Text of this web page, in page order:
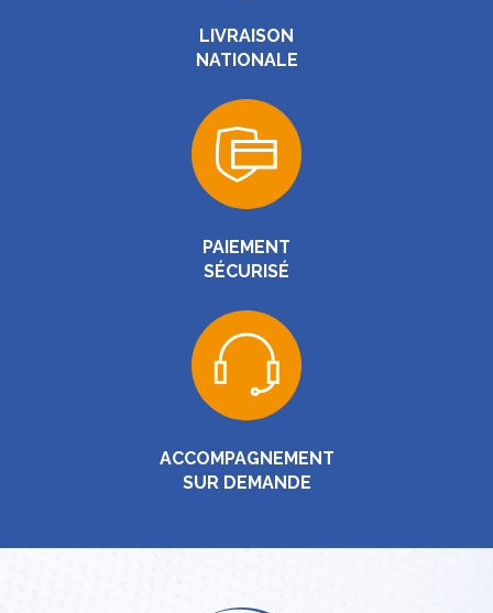
LIVRAISON
NATIONALE
PAIEMENT
SÉCURISÉ
ACCOMPAGNEMENT
SUR DEMANDE